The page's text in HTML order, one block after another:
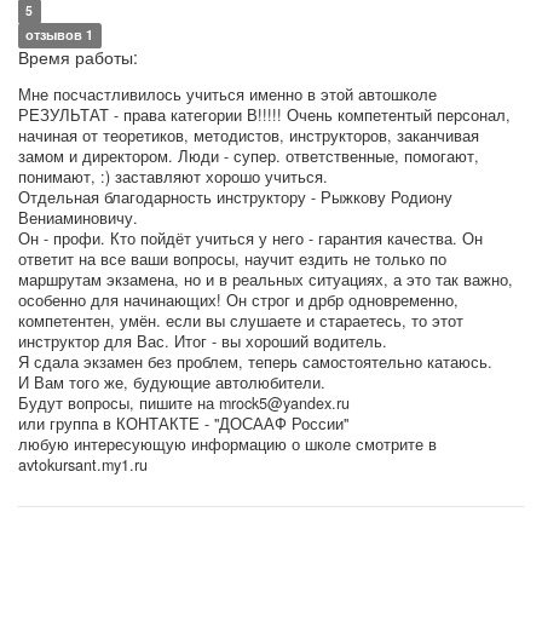
5
отзывов 1
Время работы:
Мне посчастливилось учиться именно в этой автошколе
РЕЗУЛЬТАТ - права категории В!!!!! Очень компетентый персонал,
начиная от теоретиков, методистов, инструкторов, заканчивая
замом и директором. Люди - супер. ответственные, помогают,
понимают, :) заставляют хорошо учиться.
Отдельная благодарность инструктору - Рыжкову Родиону
Вениаминовичу.
Он - профи. Кто пойдёт учиться у него - гарантия качества. Он
ответит на все ваши вопросы, научит ездить не только по
маршрутам экзамена, но и в реальных ситуациях, а это так важно,
особенно для начинающих! Он строг и дрбр одновременно,
компетентен, умён. если вы слушаете и стараетесь, то этот
инструктор для Вас. Итог - вы хороший водитель.
Я сдала экзамен без проблем, теперь самостоятельно катаюсь.
И Вам того же, будующие автолюбители.
Будут вопросы, пишите на mrock5@yandex.ru
или группа в КОНТАКТЕ - "ДОСААФ России"
любую интересующую информацию о школе смотрите в
avtokursant.my1.ru